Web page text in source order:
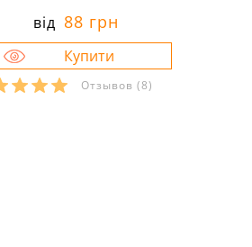
від 88 грн
Отзывов (8)